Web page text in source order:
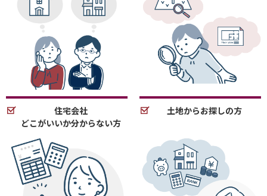
住宅会社
どこがいいか分からない方
土地からお探しの方